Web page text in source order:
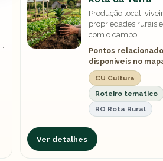
Produção local,
propriedades rurais
com o campo.
Pontos
disponiveis no
CU Cultura
Roteiro tematico
RO Rota Rural
Ver detalhes